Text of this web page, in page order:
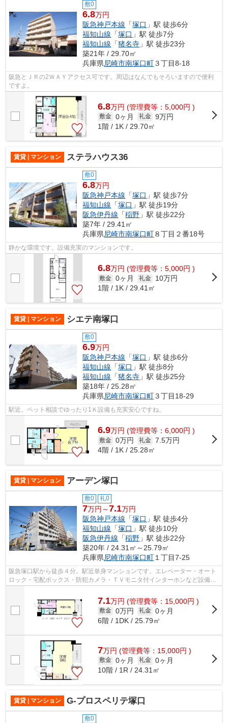
敷0
6.8万円
阪急神戸本線 「塚口 」駅 徒歩6分
福知山線 「塚口 」駅 徒歩7分
福知山線 「猪名寺 」駅 徒歩23分
築21年 / 29.70㎡
兵庫県尼崎市南塚口町３丁目8-18
阪急とＪＲの2ＷＡＹアクセス可です。周辺はなんでもそろいますので便利
ですよ。
6.8万円 (管理費等：5,000円 )
敷金 0ヶ月 礼金 9万円
1階 / 1K / 29.70㎡
賃貸 | マンション ステラハウス36
敷0
6.8万円
阪急神戸本線 「塚口 」駅 徒歩7分
福知山線 「塚口 」駅 徒歩19分
阪急伊丹線 「稲野 」駅 徒歩22分
築7年 / 29.41㎡
兵庫県尼崎市南塚口町８丁目２番18号
静かな環境です。設備充実のマンションです。
6.8万円 (管理費等：5,000円 )
敷金 0ヶ月 礼金
10万円
1階 / 1K / 29.41㎡
賃貸 | マンション シエテ南塚口
敷0
6.9万円
阪急神戸本線 「塚口 」駅 徒歩6分
福知山線 「塚口 」駅 徒歩8分
福知山線 「猪名寺 」駅 徒歩25分
築18年 / 25.28㎡
兵庫県尼崎市南塚口町３丁目18-29
駅近。ペット相談でゆったり1Ｋ設備も充実安心ですね。
6.9万円 (管理費等：6,000円 )
敷金 0万円 礼金 7.5万円
4階 / 1K / 25.28㎡
賃貸 | マンション アーデン塚口
敷0 礼0
7万円～7.1万円
阪急神戸本線 「塚口 」駅 徒歩4分
福知山線 「塚口 」駅 徒歩10分
阪急伊丹線 「稲野 」駅 徒歩22分
築20年 / 24.31㎡～25.79㎡
兵庫県尼崎市南塚口町１丁目7-25
阪急塚口駅から徒歩４分。駅近単身マンションです。エレベーター・オート
ロック・宅配ボックス・防犯カメラ・ＴＶモニタ付インターホンなど設備充
7.1万円 (管理費等：15,000円 )
敷金 0万円 礼金 0ヶ月
6階 / 1DK / 25.79㎡
7万円 (管理費等：15,000円 )
敷金 0ヶ月 礼金 0ヶ月
10階 / 1R / 24.31㎡
賃貸 | マンション G-プロスペリテ塚口
敷0